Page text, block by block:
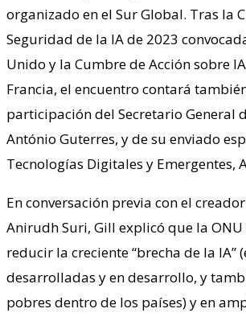
organizado en el Sur Global. Tras la
Seguridad de la IA de 2023
Unido y la Cumbre de Acción sobre
Francia, el encuentro contará
participación del Secretario General
António Guterres, y de su enviado
Tecnologías Digitales y Emergentes,
En conversación previa con el
Anirudh Suri, Gill explicó que la
reducir la creciente “brecha de la IA”
desarrolladas y en desarrollo, y
pobres dentro de los países) y en